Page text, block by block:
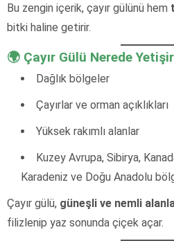
Bu zengin içerik, çayır gülünü hem
bitki haline getirir.
🌍 Çayır Gülü Nerede
Dağlık bölgeler
Çayırlar ve orman açıklıkları
Yüksek rakımlı alanlar
Kuzey Avrupa, Sibirya,
Karadeniz ve Doğu Anadolu
Çayır gülü, güneşli ve nemli
filizlenip yaz sonunda çiçek açar.